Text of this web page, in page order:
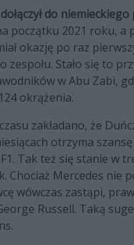
do
początku 2021 roku, a
okazję po raz
zespołu. Stało się to
w Abu Zabi,
okrążenia.
zakładano, że
otrzyma
Tak też się stanie w
Chociaż Mercedes nie
wówczas zastąpi,
Russell. Taką